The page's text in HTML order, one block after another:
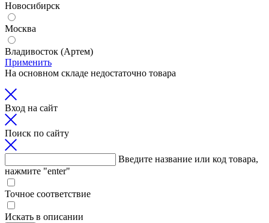
Новосибирск
Москва
Владивосток (Артем)
Применить
На основном складе недостаточно товара
Вход на сайт
Поиск по сайту
Введите название или код товара,
нажмите "enter"
Точное соответствие
Искать в описании